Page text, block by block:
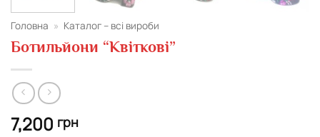
Головна » Каталог – всі вироби
Ботильйони “Квіткові”
7,200 грн